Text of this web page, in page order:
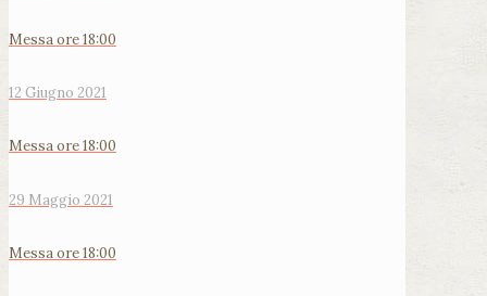
Messa ore 18:00
12 Giugno 2021
Messa ore 18:00
29 Maggio 2021
Messa ore 18:00